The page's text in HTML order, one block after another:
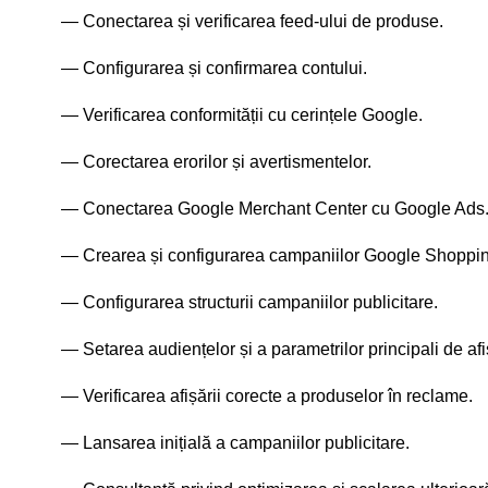
Conectarea și verificarea feed-ului de produse.
Configurarea și confirmarea contului.
Verificarea conformității cu cerințele Google.
Corectarea erorilor și avertismentelor.
Conectarea Google Merchant Center cu Google Ads.
Crearea și configurarea campaniilor Google
Configurarea structurii campaniilor publicitare.
Setarea audiențelor și a parametrilor principali de
Verificarea afișării corecte a produselor în reclame.
Lansarea inițială a campaniilor publicitare.